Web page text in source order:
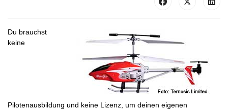
Du brauchst
keine
Pilotenausbildung und keine Lizenz, um deinen eigenen